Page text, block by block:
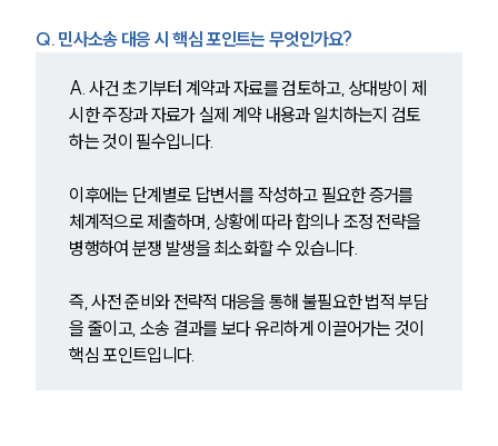
전체
구성원 소개
손해배상 · 민사전문변호사
소식/자료
공지사항
법률 블로그
법률서식
뉴스레터/브로슈어
Q. 민사소송 대응 시 핵심 포인트는 무엇인가요?
A. 사건 초기부터 계약과 자료를 검토하고, 상대방이 제
시한 주장과 자료가 실제 계약 내용과 일치하는지 검토
하는 것이 필수입니다.
이후에는 단계별로 답변서를 작성하고 필요한 증거를
체계적으로 제출하며, 상황에 따라 합의나 조정 전략을
병행하여 분쟁 발생을 최소화할 수 있습니다.
즉, 사전 준비와 전략적 대응을 통해 불필요한 법적 부담
을 줄이고, 소송 결과를 보다 유리하게 이끌어가는 것이
핵심 포인트입니다.